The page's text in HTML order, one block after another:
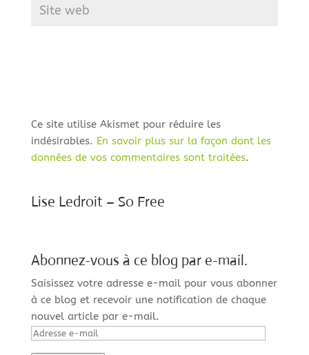
Ce site utilise Akismet pour réduire les
indésirables. En savoir plus sur la façon dont les
données de vos commentaires sont traitées.
Lise Ledroit – So Free
Abonnez-vous à ce blog par e-mail.
Saisissez votre adresse e-mail pour vous abonner
à ce blog et recevoir une notification de chaque
nouvel article par e-mail.
Adresse